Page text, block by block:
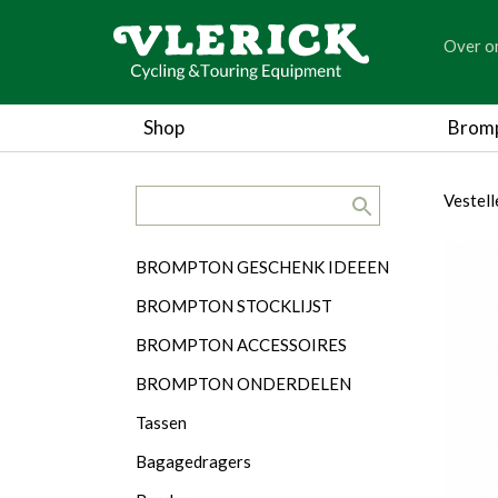
Over
Shop
Categorieën
BROMPTON GESCHENK IDEEEN
BROMPTON STOCKLIJST
BROMPTON ACCESSOIRES
BROMPTON ONDERDELEN
Tassen
Bagagedragers